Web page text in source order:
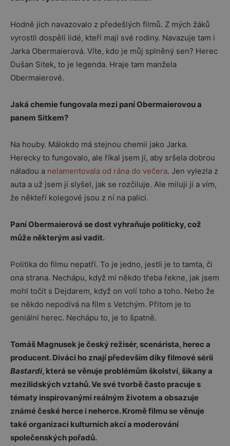
Hodně jich navazovalo z předešlých filmů. Z mých žáků
vyrostli dospělí lidé, kteří mají své rodiny. Navazuje tam i
Jarka Obermaierová. Víte, kdo je můj splněný sen? Herec
Dušan Sitek, to je legenda. Hraje tam manžela
Obermaierové.
Jaká chemie fungovala mezi paní Obermaierovou a
panem Sitkem?
Na houby. Málokdo má stejnou chemii jako Jarka.
Herecky to fungovalo, ale říkal jsem jí, aby sršela dobrou
náladou a nelamentovala od rána do večera. Jen vylezla z
auta a už jsem ji slyšel, jak se rozčiluje. Ale miluji ji a vím,
že někteří kolegové jsou z ní na palici.
Paní Obermaierová se dost vyhraňuje politicky, což
může některým asi vadit.
Politika do filmu nepatří. To je jedno, jestli je to tamta, či
ona strana. Nechápu, když mi někdo třeba řekne, jak jsem
mohl točit s Dejdarem, když on volí toho a toho. Nebo že
se někdo nepodívá na film s Vetchým. Přitom je to
geniální herec. Nechápu to, je to špatně.
Tomáš Magnusek je český režisér, scenárista, herec a
producent. Diváci ho znají především díky filmové sérii
Bastardi, která se věnuje problémům školství, šikany a
mezilidských vztahů. Ve své tvorbě často pracuje s
tématy inspirovanými reálným životem a obsazuje
známé české herce i neherce. Kromě filmu se věnuje
také organizaci kulturních akcí a moderování
společenských pořadů.